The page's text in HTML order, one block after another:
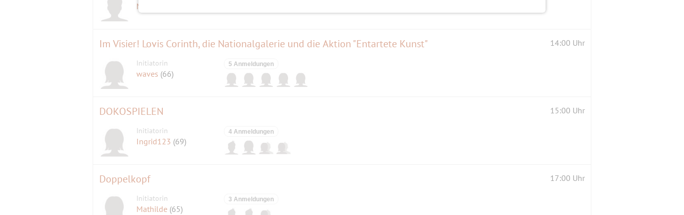
Maratiri
Im Visier! Lovis Corinth, die Nationalgalerie und die Aktion "Entartete Kunst" 14:00 Uhr
Initiatorin
waves (66)
5 Anmeldungen
DOKOSPIELEN 15:00 Uhr
Initiatorin
Ingrid123 (69)
4 Anmeldungen
Doppelkopf 17:00 Uhr
Initiatorin
Mathilde (65)
3 Anmeldungen